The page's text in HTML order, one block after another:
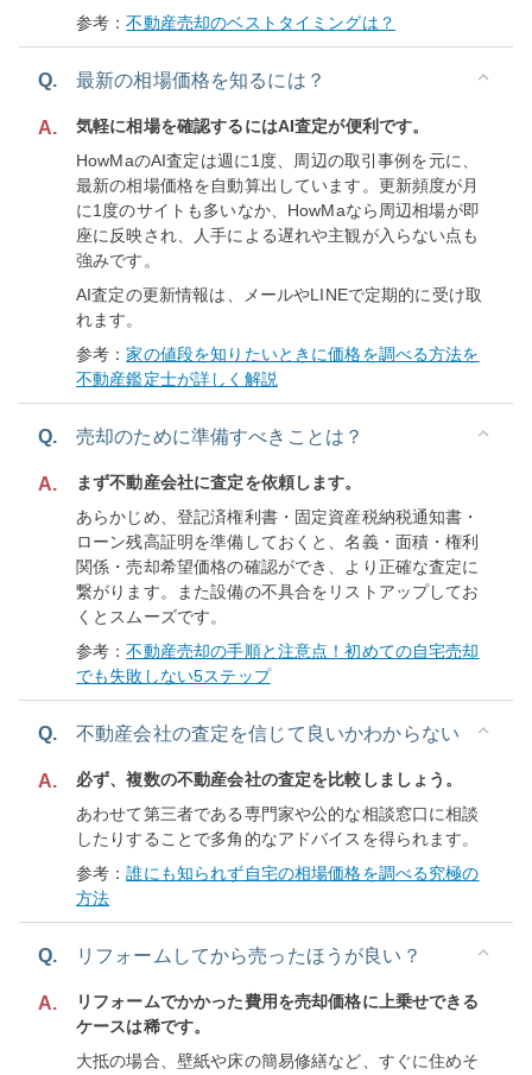
参考：不動産売却のベストタイミングは？
Q. 最新の相場価格を知るには？
A.
気軽に相場を確認するにはAI査定が便利です。
HowMaのAI査定は週に1度、周辺の取引事例を元に、
最新の相場価格を自動算出しています。更新頻度が月
に1度のサイトも多いなか、HowMaなら周辺相場が即
座に反映され、人手による遅れや主観が入らない点も
強みです。
AI査定の更新情報は、メールやLINEで定期的に受け取
れます。
参考：家の値段を知りたいときに価格を調べる方法を
不動産鑑定士が詳しく解説
Q. 売却のために準備すべきことは？
A.
まず不動産会社に査定を依頼します。
あらかじめ、登記済権利書・固定資産税納税通知書・
ローン残高証明を準備しておくと、名義・面積・権利
関係・売却希望価格の確認ができ、より正確な査定に
繋がります。また設備の不具合をリストアップしてお
くとスムーズです。
参考：不動産売却の手順と注意点！初めての自宅売却
でも失敗しない5ステップ
Q. 不動産会社の査定を信じて良いかわからない
A.
必ず、複数の不動産会社の査定を比較しましょう。
あわせて第三者である専門家や公的な相談窓口に相談
したりすることで多角的なアドバイスを得られます。
参考：誰にも知られず自宅の相場価格を調べる究極の
方法
Q. リフォームしてから売ったほうが良い？
A.
リフォームでかかった費用を売却価格に上乗せできる
ケースは稀です。
大抵の場合、壁紙や床の簡易修繕など、すぐに住めそ